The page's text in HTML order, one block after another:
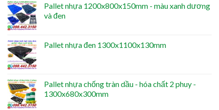
Pallet nhựa 1200x800x150mm - màu xanh dương
và đen
Pallet nhựa đen 1300x1100x130mm
Pallet nhựa chống tràn dầu - hóa chất 2 phuy -
1300x680x300mm